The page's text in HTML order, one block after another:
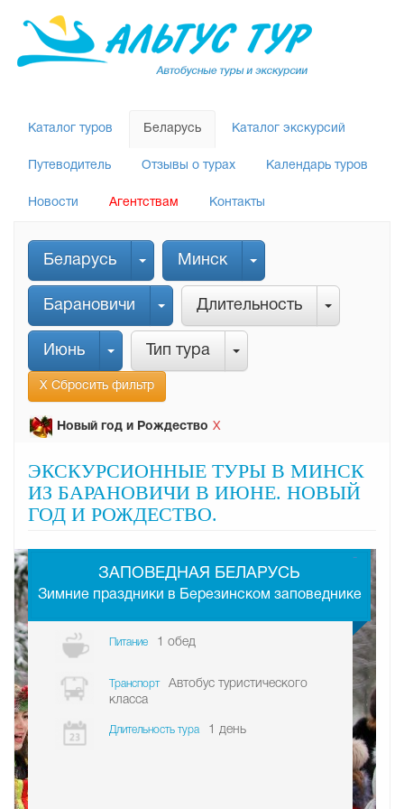
Каталог туров Беларусь Каталог экскурсий
Путеводитель Отзывы о турах Календарь туров
Новости Агентствам Контакты
Беларусь Минск
Барановичи Длительность
Июнь Тип тура
Х Сбросить фильтр
Новый год и Рождество Х
ЭКСКУРСИОННЫЕ ТУРЫ В МИНСК
ИЗ БАРАНОВИЧИ В ИЮНЕ. НОВЫЙ
ГОД И РОЖДЕСТВО.
ЗАПОВЕДНАЯ БЕЛАРУСЬ
Зимние праздники в Березинском заповеднике
Питание 1 обед
Транспорт
Автобус туристического
класса
Длительность тура 1 день
-